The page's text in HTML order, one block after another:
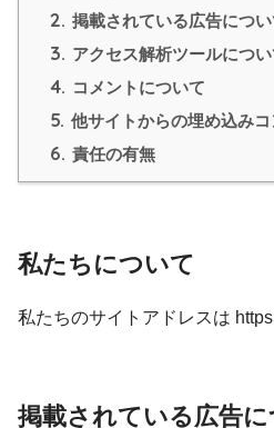
2. 掲載されている広告につい
3. アクセス解析ツールについ
4. コメントについて
5. 他サイトからの埋め込み
6. 責任の有無
私たちについて
私たちのサイトアドレスは
掲載されている広告